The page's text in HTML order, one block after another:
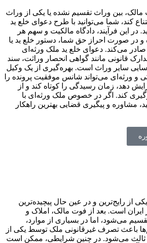
وراث تقسیم نشده یا یکی از وراث
شما می‌توانید با طرح دعوای خلع ید
فرآیند، دادگاه مالکیت و سهم هر
احراز حق شما، دستور خلع ید یا
دعوای خلع ید ملک ورثه‌ای
مانند گواهی انحصار وراثت، سند
وراث است. بهره‌گیری از یک وکیل
می‌تواند شانس موفقیت پرونده را
رسیدگی را کوتاه کند و از
اگر در خصوص ملک ورثه‌ای با
و پیگیری قضایی بهترین راهکار
و در عین حال پیچیده‌ترین
بعد از فوت مالک، املاک و
اما در بسیاری از موارد،
تصرف غیرقانونی ملک توسط یکی از
در چنین شرایطی، ممکن است